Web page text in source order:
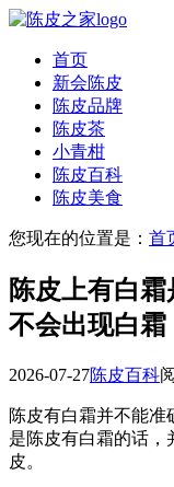
首页
新会陈皮
陈皮品牌
陈皮茶
小青柑
陈皮百科
陈皮美食
您现在的位置是： 首
陈皮上有白
不会出现白霜
2026-07-27陈皮百科
陈皮有白霜并不能
是陈皮有白霜的话，
皮。